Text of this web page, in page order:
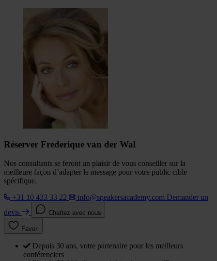
Réserver Frederique van der Wal
Nos consultants se feront un plaisir de vous conseiller sur la
meilleure façon d’adapter le message pour votre public cible
spécifique.
+31 10 433 33 22
info@speakersacademy.com Demander un
devis
Chattez avec nous
Favori
Depuis 30 ans, votre partenaire pour les meilleurs
conférenciers